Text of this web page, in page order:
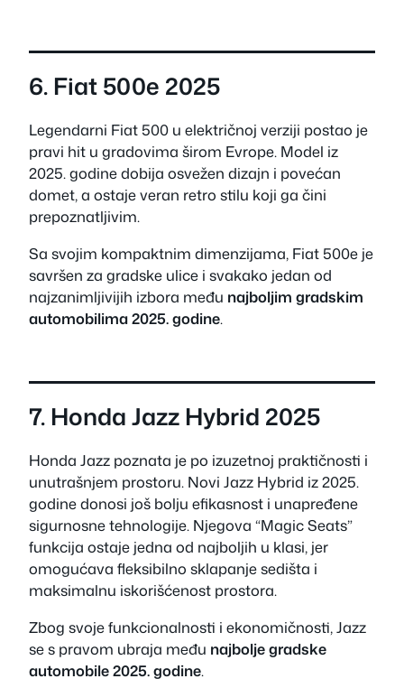
6. Fiat 500e 2025
Legendarni Fiat 500 u električnoj verziji postao je
pravi hit u gradovima širom Evrope. Model iz
2025. godine dobija osvežen dizajn i povećan
domet, a ostaje veran retro stilu koji ga čini
prepoznatljivim.
Sa svojim kompaktnim dimenzijama, Fiat 500e je
savršen za gradske ulice i svakako jedan od
najzanimljivijih izbora među najboljim gradskim
automobilima 2025. godine.
7. Honda Jazz Hybrid 2025
Honda Jazz poznata je po izuzetnoj praktičnosti i
unutrašnjem prostoru. Novi Jazz Hybrid iz 2025.
godine donosi još bolju efikasnost i unapređene
sigurnosne tehnologije. Njegova “Magic Seats”
funkcija ostaje jedna od najboljih u klasi, jer
omogućava fleksibilno sklapanje sedišta i
maksimalnu iskorišćenost prostora.
Zbog svoje funkcionalnosti i ekonomičnosti, Jazz
se s pravom ubraja među najbolje gradske
automobile 2025. godine.